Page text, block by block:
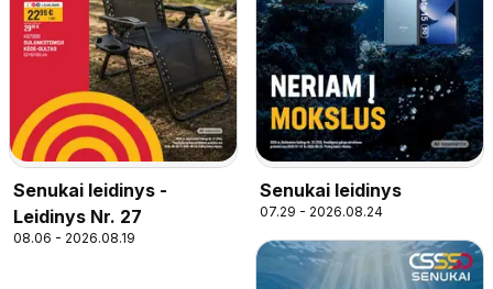
Senukai leidinys -
Leidinys Nr. 27
08.06 - 2026.08.19
Senukai leidinys
07.29 - 2026.08.24